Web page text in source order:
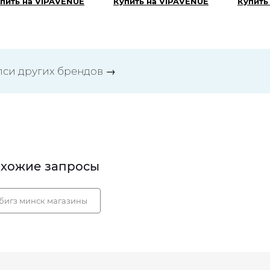
других брендов →
запросы
бигз минск магазины